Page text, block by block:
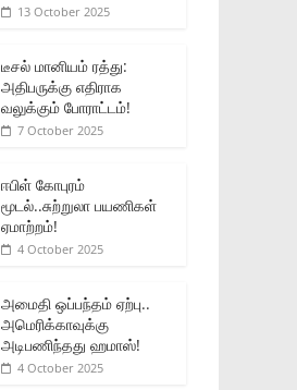
13 October 2025
டீசல் மானியம் ரத்து:
அதிபருக்கு எதிராக
வலுக்கும் போராட்டம்!
7 October 2025
ஈபிள் கோபுரம்
மூடல்..சுற்றுலா பயணிகள்
ஏமாற்றம்!
4 October 2025
அமைதி ஒப்பந்தம் ஏற்பு..
அமெரிக்காவுக்கு
அடிபணிந்தது ஹமாஸ்!
4 October 2025